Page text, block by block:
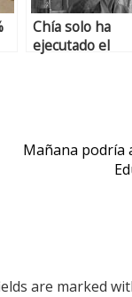
Chía solo ha
ejecutado el
Mañana podría
are marked